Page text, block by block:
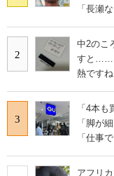
「長瀬
2
中2のこ
すと……
熱です
3
「4本
「脚が
「仕事
アフリ